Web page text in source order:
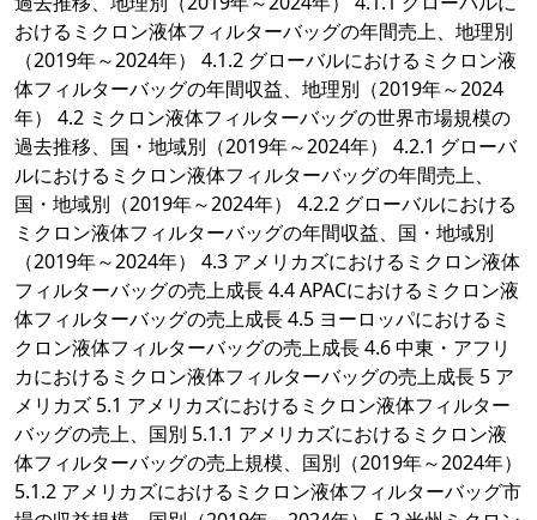
おけるミクロン液体フィルターバッグの年間売上、地理別
（2019年～2024年） 4.1.2 グローバルにおけるミクロン液
体フィルターバッグの年間収益、地理別（2019年～2024
年） 4.2 ミクロン液体フィルターバッグの世界市場規模の
過去推移、国・地域別（2019年～2024年） 4.2.1 グローバ
ルにおけるミクロン液体フィルターバッグの年間売上、
国・地域別（2019年～2024年） 4.2.2 グローバルにおける
ミクロン液体フィルターバッグの年間収益、国・地域別
（2019年～2024年） 4.3 アメリカズにおけるミクロン液体
フィルターバッグの売上成長 4.4 APACにおけるミクロン液
体フィルターバッグの売上成長 4.5 ヨーロッパにおけるミ
クロン液体フィルターバッグの売上成長 4.6 中東・アフリ
カにおけるミクロン液体フィルターバッグの売上成長 5 ア
メリカズ 5.1 アメリカズにおけるミクロン液体フィルター
バッグの売上、国別 5.1.1 アメリカズにおけるミクロン液
体フィルターバッグの売上規模、国別（2019年～2024年）
5.1.2 アメリカズにおけるミクロン液体フィルターバッグ市